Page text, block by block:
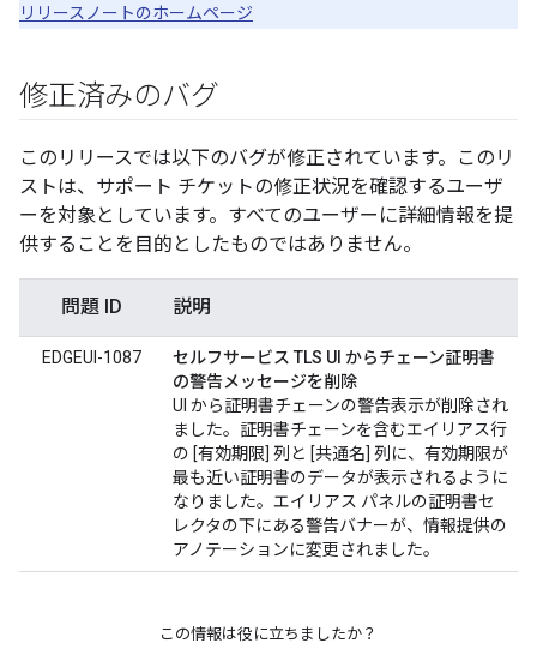
リリースノートのホームページ
修正済みのバグ
このリリースでは以下のバグが修正されています。このリ
ストは、サポート チケットの修正状況を確認するユーザ
ーを対象としています。すべてのユーザーに詳細情報を提
供することを目的としたものではありません。
問題 ID 説明
EDGEUI-1087
セルフサービス TLS UI からチェーン証明書
の警告メッセージを削除
UI から証明書チェーンの警告表示が削除され
ました。証明書チェーンを含むエイリアス行
の [有効期限] 列と [共通名] 列に、有効期限が
最も近い証明書のデータが表示されるように
なりました。エイリアス パネルの証明書セ
レクタの下にある警告バナーが、情報提供の
アノテーションに変更されました。
この情報は役に立ちましたか？